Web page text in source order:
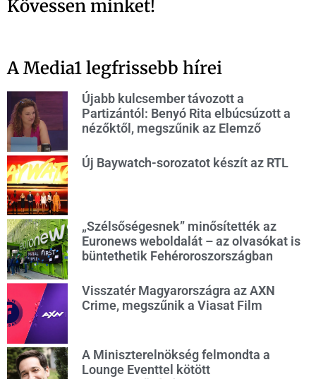
Kövessen minket!
A Media1 legfrissebb hírei
Újabb kulcsember távozott a
Partizántól: Benyó Rita elbúcsúzott a
nézőktől, megszűnik az Elemző
Új Baywatch-sorozatot készít az RTL
„Szélsőségesnek” minősítették az
Euronews weboldalát – az olvasókat is
büntethetik Fehéroroszországban
Visszatér Magyarországra az AXN
Crime, megszűnik a Viasat Film
A Miniszterelnökség felmondta a
Lounge Eventtel kötött